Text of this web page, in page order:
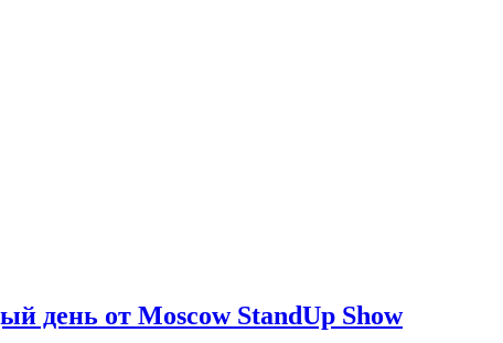
день от Moscow StandUp Show